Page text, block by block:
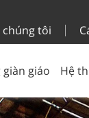
chúng tôi
giáo Hệ